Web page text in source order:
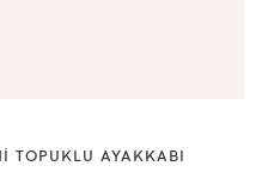
TOPUKLU AYAKKABI